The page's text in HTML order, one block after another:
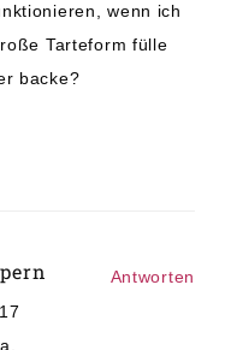
wenn ich
Tarteform fülle
backe?
Antworten